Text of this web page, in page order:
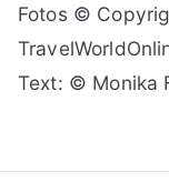
Fotos ©
Text: © Monika